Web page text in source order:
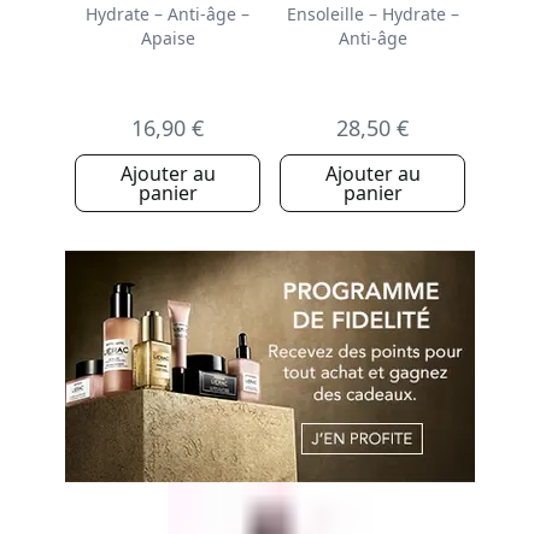
Hydrate – Anti-âge –
Apaise
16,90 €
Ajouter au
panier
Ensoleille – Hydrate –
Anti-âge
28,50 €
Ajouter au
panier